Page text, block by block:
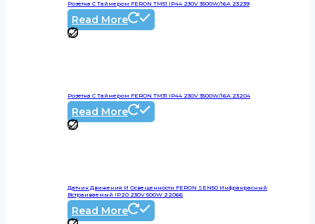
Розетка С Таймером FERON TM51 IP44 230V 3500W/16А 23239
Read More
Розетка С Таймером FERON TM31 IP44 230V 3500W/16А 23204
Read More
Датчик Движения И Освещенности FERON SEN50 Инфракрасный
Встраиваемый IP20 230V 500W 22066
Read More